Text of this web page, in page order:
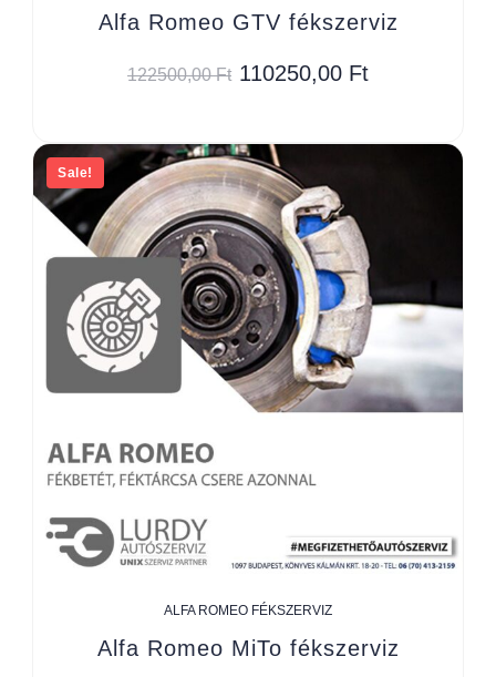
Alfa Romeo GTV fékszerviz
122500,00Ft 110250,00 Ft
Sale!
ALFA ROMEO FÉKSZERVIZ
Alfa Romeo MiTo fékszerviz